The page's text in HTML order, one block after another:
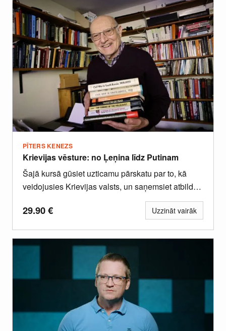
PĪTERS KENEZS
Krievijas vēsture: no Ļeņina līdz Putinam
Šajā kursā gūsiet uzticamu pārskatu par to, kā
veidojusies Krievijas valsts, un saņemsiet atbildes
uz daudziem nozīmīgiem jautājumiem.
29.90€ Uzzināt vairāk